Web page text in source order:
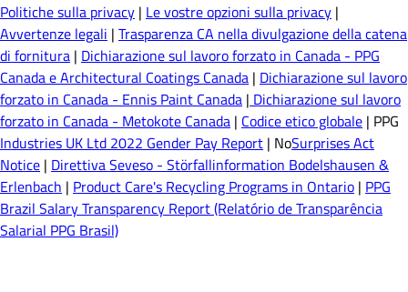
Politiche sulla privacy | Le vostre opzioni sulla privacy |
Avvertenze legali | Trasparenza CA nella divulgazione della catena
di fornitura | Dichiarazione sul lavoro forzato in Canada - PPG
Canada e Architectural Coatings Canada | Dichiarazione sul lavoro
forzato in Canada - Ennis Paint Canada | Dichiarazione sul lavoro
forzato in Canada - Metokote Canada | Codice etico globale | PPG
Industries UK Ltd 2022 Gender Pay Report | NoSurprises Act
Notice | Direttiva Seveso - Störfallinformation Bodelshausen &
Erlenbach | Product Care's Recycling Programs in Ontario | PPG
Brazil Salary Transparency Report (Relatório de Transparência
Salarial PPG Brasil)